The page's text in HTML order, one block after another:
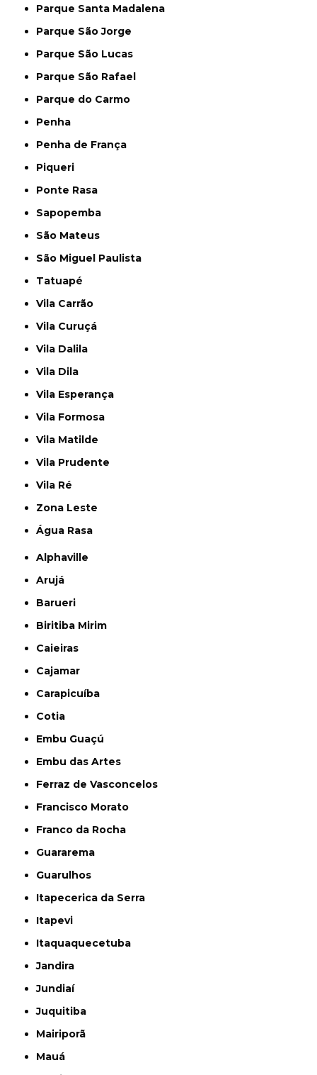
Parque Santa Madalena
Parque São Jorge
Parque São Lucas
Parque São Rafael
Parque do Carmo
Penha
Penha de França
Piqueri
Ponte Rasa
Sapopemba
São Mateus
São Miguel Paulista
Tatuapé
Vila Carrão
Vila Curuçá
Vila Dalila
Vila Dila
Vila Esperança
Vila Formosa
Vila Matilde
Vila Prudente
Vila Ré
Zona Leste
Água Rasa
Alphaville
Arujá
Barueri
Biritiba Mirim
Caieiras
Cajamar
Carapicuíba
Cotia
Embu Guaçú
Embu das Artes
Ferraz de Vasconcelos
Francisco Morato
Franco da Rocha
Guararema
Guarulhos
Itapecerica da Serra
Itapevi
Itaquaquecetuba
Jandira
Jundiaí
Juquitiba
Mairiporã
Mauá